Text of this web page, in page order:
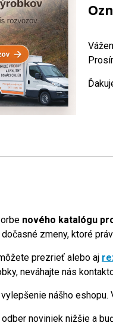
nového katalógu
zmeny, ktoré
prezrieť alebo aj
neváhajte nás
nášho
noviniek nižšie a